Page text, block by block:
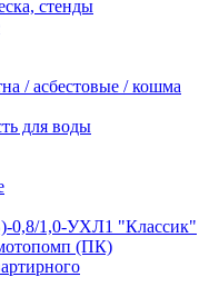
стенды
/ асбестовые / кошма
для воды
0,8/1,0-УХЛ1 "Классик"
(ПК)